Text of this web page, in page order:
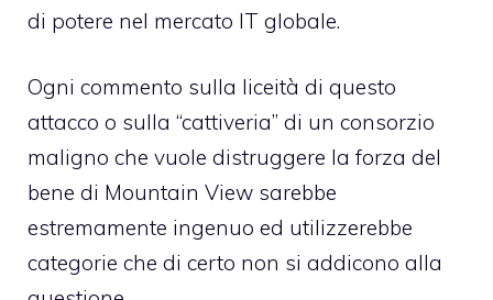
di potere nel mercato IT globale.
Ogni commento sulla liceità di questo
attacco o sulla “cattiveria” di un consorzio
maligno che vuole distruggere la forza del
bene di Mountain View sarebbe
estremamente ingenuo ed utilizzerebbe
categorie che di certo non si addicono alla